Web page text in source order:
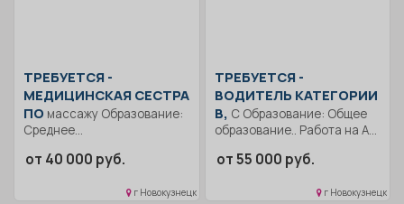
ТРЕБУЕТСЯ -
МЕДИЦИНСКАЯ СЕСТРА
ПО массажу Образование:
Среднее
образование.. Проведение
от 40 000 руб.
г Новокузнецк
ТРЕБУЕТСЯ -
ВОДИТЕЛЬ КАТЕГОРИИ
В, С Образование: Общее
образование.. Работа на АО
от 55 000 руб.
г Новокузнецк